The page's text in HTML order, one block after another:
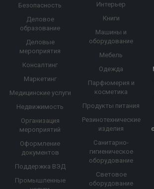
Безопасность
Деловое
образование
Деловые
мероприятия
Консалтинг
Маркетинг
Медицинские услуги
Недвижимость
Организация
мероприятий
Оформление
документов
Поддержка ВЭД
Промышленные
Интерьер
Книги
Машины и
оборудование
Мебель
Одежда
Парфюмерия и
косметика
Продукты питания
Резинотехнические
изделия
Санитарно-
гигиеническое
оборудование
Световое
оборудование